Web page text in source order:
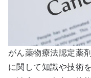
がん薬物療法認定薬
に関して知識や技術